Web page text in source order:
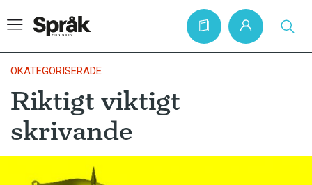
Hem
Artiklar
OKATEGORISERADE
Riktigt viktigt
skrivande